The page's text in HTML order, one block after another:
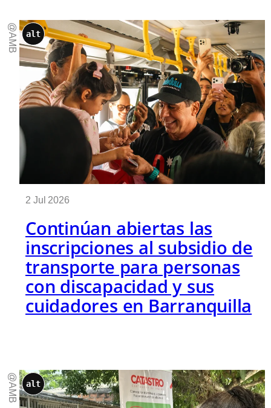
@AMB alt
2 Jul 2026
Continúan abiertas las
inscripciones al subsidio de
transporte para personas
con discapacidad y sus
cuidadores en Barranquilla
@AMB alt